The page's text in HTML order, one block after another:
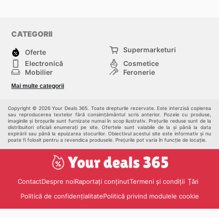
CATEGORII
Oferte
Supermarketuri
Electronică
Cosmetice
Mobilier
Feronerie
Copii
Mai multe categorii
Copyright © 2026 Your Deals 365. Toate drepturile rezervate. Este interzisă copierea
sau reproducerea textelor fără consimțământul scris anterior. Pozele cu produse,
imaginile și broșurile sunt furnizate numai în scop ilustrativ. Prețurile reduse sunt de la
distribuitori oficiali enumerați pe site. Ofertele sunt valabile de la și până la data
expirării sau până la epuizarea stocurilor. Obiectivul acestui site este informativ și nu
poate fi folosit pentru a revendica produsele. Prețurile pot varia în funcție de locație.
ContactDespre noiRaportați conținutTermeni și condiții Țări
Politică de confidențialitatePolitică privind modulele cookie